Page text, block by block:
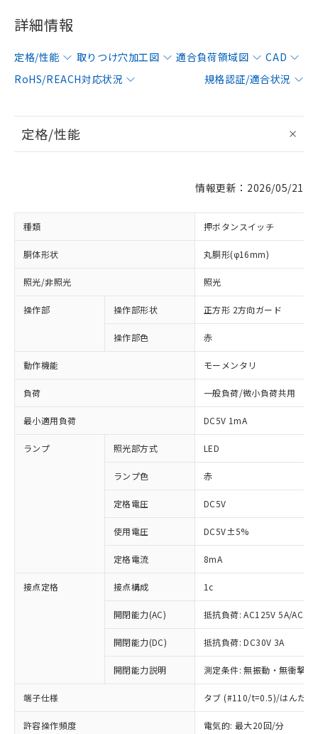
詳細情報
定格/性能 取りつけ穴加工図 適合負荷領域図
CAD
RoHS/REACH対応状況
規格認証/適合状況
定格/性能
情報更新：2026/05/21
種類 押ボタンスイッチ
胴体形状 丸胴形(φ16mm)
照光/非照光 照光
操作部 操作部形状 正方形 2方向ガード
操作部色 赤
動作機能 モーメンタリ
負荷 一般負荷/微小負荷共用
最小適用負荷 DC5V 1mA
ランプ 照光部方式 LED
ランプ色 赤
定格電圧 DC5V
使用電圧 DC5V±5%
定格電流 8mA
接点定格 接点構成 1c
開閉能力(AC) 抵抗負荷: AC125V 5A/
開閉能力(DC) 抵抗負荷: DC30V 3A
開閉能力説明 測定条件: 無振動・無衝撃
端子仕様 タブ (#110/t=0.5)/はんだづ
許容操作頻度
電気的: 最大20回/分
対応済み：EU RoHS指令（10物質）の